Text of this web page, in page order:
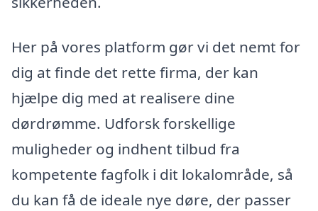
Her på vores platform gør vi det nemt for
dig at finde det rette firma, der kan
hjælpe dig med at realisere dine
dørdrømme. Udforsk forskellige
muligheder og indhent tilbud fra
kompetente fagfolk i dit lokalområde, så
du kan få de ideale nye døre, der passer